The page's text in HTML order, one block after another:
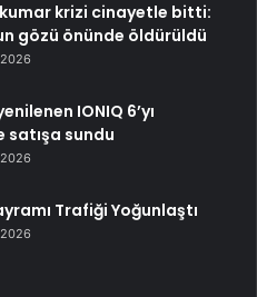
krizi cinayetle bitti:
gözü önünde öldürüldü
IONIQ 6’yı
satışa sundu
Trafiği Yoğunlaştı